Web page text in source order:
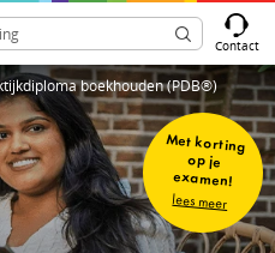
Contact
boekhouden (PDB®)
Met korting
op je
examen!
lees meer